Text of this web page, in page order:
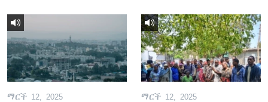
ማርች 12, 2025 ማርች 12, 2025